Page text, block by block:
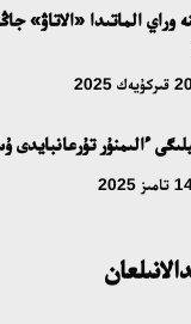
وراي الماتىدا «الاتاۋ»
ءالىمنۇر تۇرعانبايدى